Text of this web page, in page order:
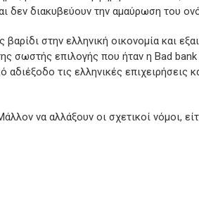
δεν διακυβεύουν την αμαύρωση του
στην ελληνική οικονομία και
σωστής επιλογής που ήταν η Bad
αδιέξοδο τις ελληνικές επιχειρήσεις
να αλλάξουν οι σχετικοί νόμοι,